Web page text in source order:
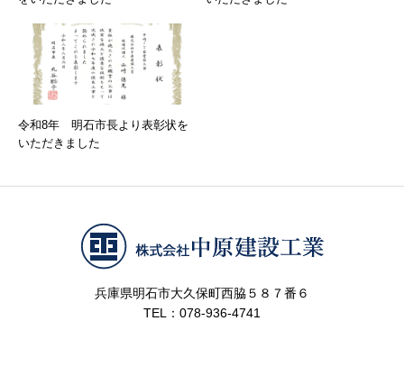
令和8年 明石市長より表彰状を
いただきました
兵庫県明石市大久保町西脇５８７番６
TEL：078-936-4741